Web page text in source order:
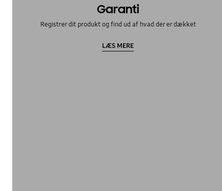
Garanti
Registrer dit produkt og find ud af hvad der er dækket
LÆS MERE